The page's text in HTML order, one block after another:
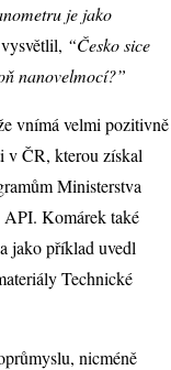
je jako
vysvětlil, “Česko sice
nanovelmocí?”
vnímá velmi pozitivně
v ČR, kterou získal
Ministerstva
API. Komárek také
jako příklad uvedl
Technické
nicméně